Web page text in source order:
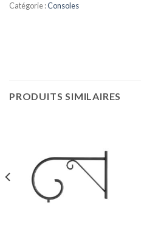
Catégorie :Consoles
PRODUITS SIMILAIRES